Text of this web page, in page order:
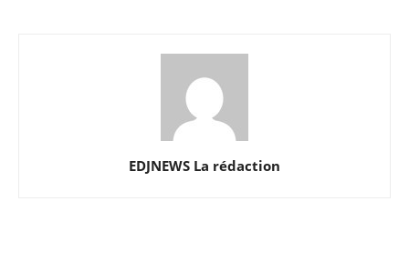
EDJNEWS La rédaction